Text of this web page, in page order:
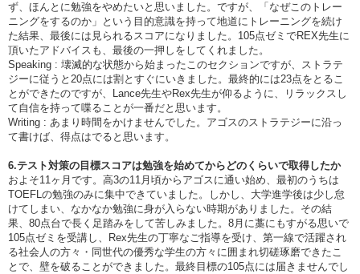
ず、ほんとに勉強をやめたいと思いました。ですが、「なぜこのトレー
ニングをするのか」という目的意識を持って地道にトレーニングを続け
た結果、最後には見られるスコアになりました。105点ゼミでREX先生に
頂いたアドバイスも、最後の一押しをしてくれました。
Speaking : 壊滅的な状態から始まったこのセクションですが、ストラテ
ジーに従うと20点には割とすぐにいきました。最終的には23点をとるこ
とができたのですが、Lance先生やRex先生が仰るように、リラックスし
て自信を持って喋ることが一番だと思います。
Writing : あまり時間をかけませんでした。アゴスのストラテジーに沿っ
て書けば、得点はでると思います。
6.テスト対策の目標スコアは勉強を始めてからどのくらいで取得したか
およそ11ヶ月です。高3の11月頃からアゴスに通い始め、最初のうちは
TOEFLの勉強のみに集中できていました。しかし、大学進学後は少し怠
けてしまい、なかなか勉強に身が入らない時期がありました。その結
果、80点台で長く足踏みをして苦しみました。8月に藁にもすがる思いで
105点ゼミを受講し、Rex先生の丁寧なご指導を受け、第一線で活躍され
る社会人の方々・同世代の優秀な学生の方々に囲まれ切磋琢磨できたこ
とで、壁を破ることができました。最終目標の105点には届きませんでし